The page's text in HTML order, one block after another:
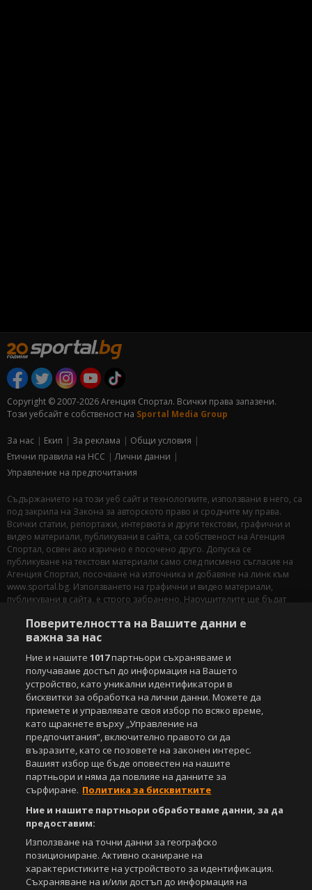
Copyright © 2007-2026 Агенция Спортал. Всички права запазени.
Този уебсайт е собственост на Sportal Media Group
За нас Екип За рекламa
Общи условия
Етични правила на НСС
Лични данни
Управление на предпочитания
Съдържанието на този уеб сайт и технологиите, използвани в него, са
под закрила на Закона за авторското право и сродните му права.
Всички статии, репортажи, интервюта и други текстови, графични и
видео материали, публикувани в сайта, са собственост на Агенция
Спортал, освен ако изрично е посочено друго. Допуска се
публикуване на текстови материали само след писмено съгласие на
Агенция Спортал, посочване на източника и добавяне на линк към
www.sportal.bg. Използването на графични и видео материали,
публикувани в сайта, е строго забранено. Нарушителите ще бъдат
СвалиБЕЗПЛАТНОТОприложение за:
Powered by:
Поверителността на Вашите данни е
важна за нас
Ние и нашите1017партньори съхраняваме и
получаваме достъп до информация на Вашето
устройство, като уникални идентификатори в
бисквитки за обработка на лични данни. Можете да
приемете и управлявате своя избор по всяко време,
като щракнете върху „Управление на
предпочитания“, включително правото си да
възразите, като се позовете на законен интерес.
Вашият избор ще бъде оповестен на нашите
партньори и няма да повлияе на данните за
сърфиране. Политика за бисквитките
Ние и нашите партньори обработваме данни, за да
предоставим:
Използване на точни данни за географско
позициониране. Активно сканиране на
характеристиките на устройството за идентификация.
Съхраняване на и/или достъп до информация на